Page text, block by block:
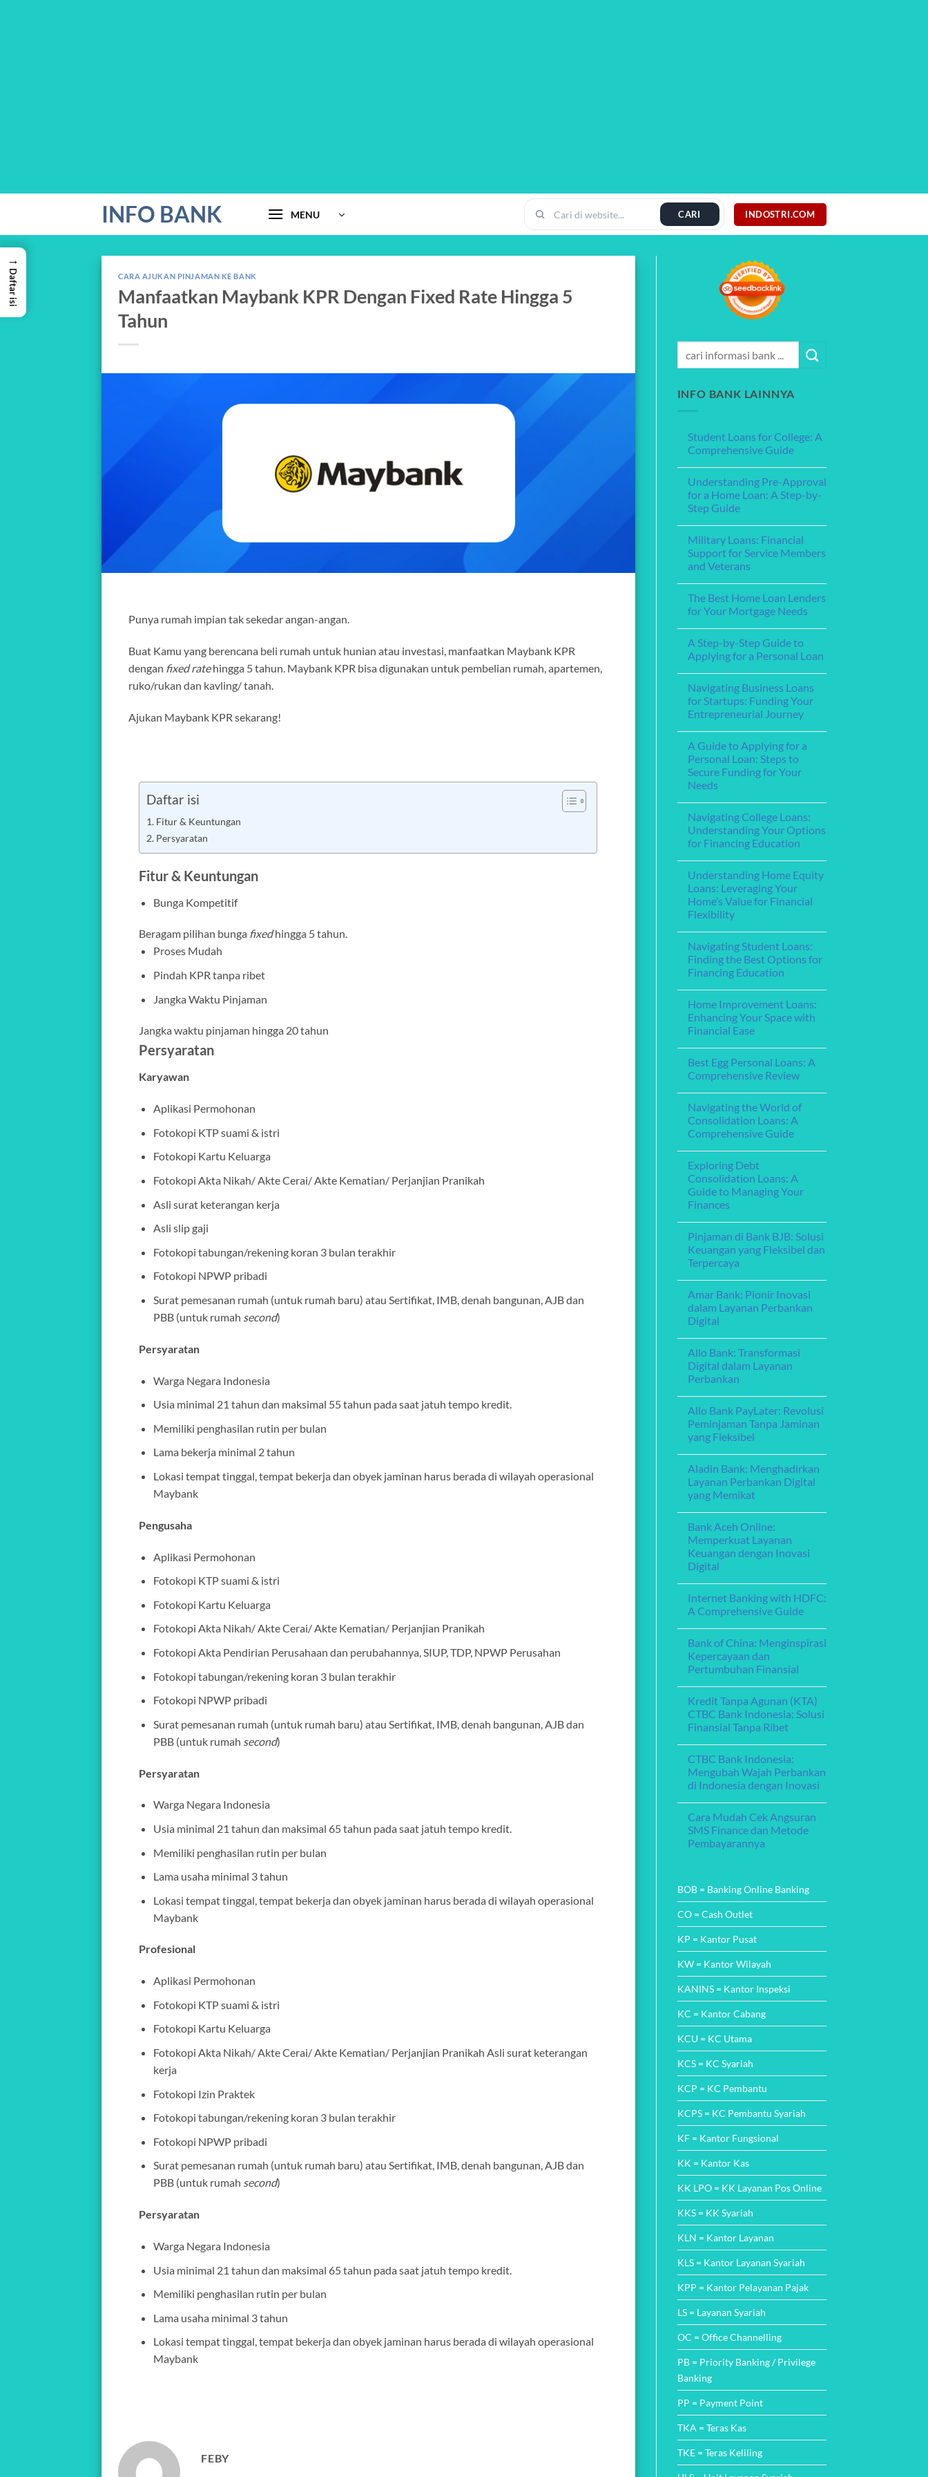
content
INFO BANK MENU CARI INDOSTRI.COM
CARA AJUKAN PINJAMAN KE BANK
Manfaatkan Maybank KPR Dengan Fixed Rate Hingga 5
Tahun
Punya rumah impian tak sekedar angan-angan.
Buat Kamu yang berencana beli rumah untuk hunian atau investasi, manfaatkan Maybank KPR
dengan fixed ratehingga 5 tahun. Maybank KPR bisa digunakan untuk pembelian rumah, apartemen,
ruko/rukan dan kavling/ tanah.
Ajukan Maybank KPR sekarang!
Daftar isi
Fitur & Keuntungan
Persyaratan
Fitur & Keuntungan
Bunga Kompetitif
Beragam pilihan bunga fixedhingga 5 tahun.
Proses Mudah
Pindah KPR tanpa ribet
Jangka Waktu Pinjaman
Jangka waktu pinjaman hingga 20 tahun
Persyaratan
Karyawan
Aplikasi Permohonan
Fotokopi KTP suami & istri
Fotokopi Kartu Keluarga
Fotokopi Akta Nikah/ Akte Cerai/ Akte Kematian/ Perjanjian Pranikah
Asli surat keterangan kerja
Asli slip gaji
Fotokopi tabungan/rekening koran 3 bulan terakhir
Fotokopi NPWP pribadi
Surat pemesanan rumah (untuk rumah baru) atau Sertifikat, IMB, denah bangunan, AJB dan
PBB (untuk rumah second)
Persyaratan
Warga Negara Indonesia
Usia minimal 21 tahun dan maksimal 55 tahun pada saat jatuh tempo kredit.
Memiliki penghasilan rutin per bulan
Lama bekerja minimal 2 tahun
Lokasi tempat tinggal, tempat bekerja dan obyek jaminan harus berada di wilayah operasional
Maybank
Pengusaha
Aplikasi Permohonan
Fotokopi KTP suami & istri
Fotokopi Kartu Keluarga
Fotokopi Akta Nikah/ Akte Cerai/ Akte Kematian/ Perjanjian Pranikah
Fotokopi Akta Pendirian Perusahaan dan perubahannya, SIUP, TDP, NPWP Perusahan
Fotokopi tabungan/rekening koran 3 bulan terakhir
Fotokopi NPWP pribadi
Surat pemesanan rumah (untuk rumah baru) atau Sertifikat, IMB, denah bangunan, AJB dan
PBB (untuk rumah second)
Persyaratan
Warga Negara Indonesia
Usia minimal 21 tahun dan maksimal 65 tahun pada saat jatuh tempo kredit.
Memiliki penghasilan rutin per bulan
Lama usaha minimal 3 tahun
Lokasi tempat tinggal, tempat bekerja dan obyek jaminan harus berada di wilayah operasional
Maybank
Profesional
Aplikasi Permohonan
Fotokopi KTP suami & istri
Fotokopi Kartu Keluarga
Fotokopi Akta Nikah/ Akte Cerai/ Akte Kematian/ Perjanjian Pranikah Asli surat keterangan
kerja
Fotokopi Izin Praktek
Fotokopi tabungan/rekening koran 3 bulan terakhir
Fotokopi NPWP pribadi
Surat pemesanan rumah (untuk rumah baru) atau Sertifikat, IMB, denah bangunan, AJB dan
PBB (untuk rumah second)
Persyaratan
Warga Negara Indonesia
Usia minimal 21 tahun dan maksimal 65 tahun pada saat jatuh tempo kredit.
Memiliki penghasilan rutin per bulan
Lama usaha minimal 3 tahun
Lokasi tempat tinggal, tempat bekerja dan obyek jaminan harus berada di wilayah operasional
Maybank
FEBY
INFO BANK LAINNYA
Student Loans for College: A
Comprehensive Guide
on
Student
Loans
for
College:
A
Comprehensive
Guide
Understanding Pre-Approval
for a Home Loan: A Step-by-
Step Guide
on
Understanding
Pre-
Approval
a
Home
Loan:
A
by-
Step
Guide
Military Loans: Financial
Support for Service Members
and Veterans
on
Military
Loans:
for
Service
Members
The Best Home Loan Lenders
for Your Mortgage Needs
on
The
Best
Lenders
for
Your
Mortgage
A Step-by-Step Guide to
Applying for a Personal Loan
on
A
Step-
by-
Guide
to
Applying
for
a
Personal
Loan
Navigating Business Loans
for Startups: Funding Your
Entrepreneurial Journey
on
Navigating
Business
Loans
for
Startups:
Entrepreneurial
Journey
A Guide to Applying for a
Personal Loan: Steps to
Secure Funding for Your
Needs
on
A
Guide
to
for
a
Personal
Loan:
Steps
to
Secure
for
Your
Needs
Navigating College Loans:
Understanding Your Options
for Financing Education
on
Navigating
College
Loans:
Understanding
Your
Financing
Education
Understanding Home Equity
Loans: Leveraging Your
Home’s Value for Financial
Flexibility
on
Understanding
Home
Equity
Leveraging
Your
Home’s
Value
for
Financial
Navigating Student Loans:
Finding the Best Options for
Financing Education
on
Navigating
Student
Loans:
the
Best
Options
for
Financing
Education
Home Improvement Loans:
Enhancing Your Space with
Financial Ease
on
Home
Improvement
Your
Space
with
Financial
Best Egg Personal Loans: A
Comprehensive Review
on
Best
Egg
Personal
A
Comprehensive
Review
Navigating the World of
Consolidation Loans: A
Comprehensive Guide
on
Navigating
the
World
of
Consolidation
Comprehensive
Guide
Exploring Debt
Consolidation Loans: A
Guide to Managing Your
Finances
on
Exploring
Debt
Consolidation
Loans:
A
Guide
to
Managing
Your
Finances
Pinjaman di Bank BJB: Solusi
Keuangan yang Fleksibel dan
Terpercaya
on
Pinjaman
di
Bank
BJB:
Solusi
Keuangan
yang
Fleksibel
dan
Terpercaya
Amar Bank: Pionir Inovasi
dalam Layanan Perbankan
Digital
on
Amar
Bank:
Pionir
dalam
Layanan
Perbankan
Digital
Allo Bank: Transformasi
Digital dalam Layanan
Perbankan
on
Allo
Bank:
Transformasi
Digital
dalam
Layanan
Perbankan
Allo Bank PayLater: Revolusi
Peminjaman Tanpa Jaminan
yang Fleksibel
on
Allo
Bank
PayLater:
Revolusi
Peminjaman
Tanpa
Jaminan
yang
Fleksibel
Aladin Bank: Menghadirkan
Layanan Perbankan Digital
yang Memikat
on
Aladin
Bank:
Menghadirkan
Layanan
Perbankan
Memikat
Bank Aceh Online:
Memperkuat Layanan
Keuangan dengan Inovasi
Digital
on
Bank
Aceh
Layanan
Keuangan
dengan
Inovasi
Internet Banking with HDFC:
A Comprehensive Guide
on
Internet
Banking
with
A
Comprehensive
Guide
Bank of China: Menginspirasi
Kepercayaan dan
Pertumbuhan Finansial
on
Bank
of
China:
Kepercayaan
dan
Pertumbuhan
Finansial
Kredit Tanpa Agunan (KTA)
CTBC Bank Indonesia: Solusi
Finansial Tanpa Ribet
on
Kredit
Tanpa
Agunan
CTBC
Bank
Indonesia:
Solusi
Finansial
Tanpa
CTBC Bank Indonesia:
Mengubah Wajah Perbankan
di Indonesia dengan Inovasi
on
CTBC
Bank
Indonesia:
Indonesia
Cara Mudah Cek Angsuran
SMS Finance dan Metode
Pembayarannya
Mudah
Cek
Angsuran
SMS
Finance
dan
BOB = Banking Online Banking
CO = Cash Outlet
KP = Kantor Pusat
KW = Kantor Wilayah
KANINS = Kantor Inspeksi
KC = Kantor Cabang
KCU = KC Utama
KCS = KC Syariah
KCP = KC Pembantu
KCPS = KC Pembantu Syariah
KF = Kantor Fungsional
KK = Kantor Kas
KK LPO = KK Layanan Pos Online
KKS = KK Syariah
KLN = Kantor Layanan
KLS = Kantor Layanan Syariah
KPP = Kantor Pelayanan Pajak
LS = Layanan Syariah
OC = Office Channelling
PB = Priority Banking / Privilege
Banking
PP = Payment Point
TKA = Teras Kas
TKE = Teras Keliling
→
Daftar isi